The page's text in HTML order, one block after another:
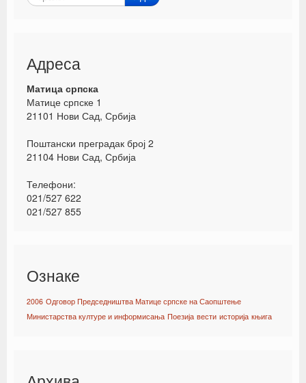
Адреса
Матица српска
Матице српске 1
21101 Нови Сад, Србија
Поштански преградак број 2
21104 Нови Сад, Србија
Телефони:
021/527 622
021/527 855
Ознаке
2006 Одговор Председништва Матице српске на Саопштење
Министарства културе и информисања Поезија вести историја књига